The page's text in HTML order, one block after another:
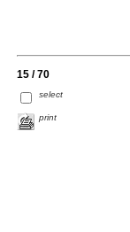
15 / 70
select
print